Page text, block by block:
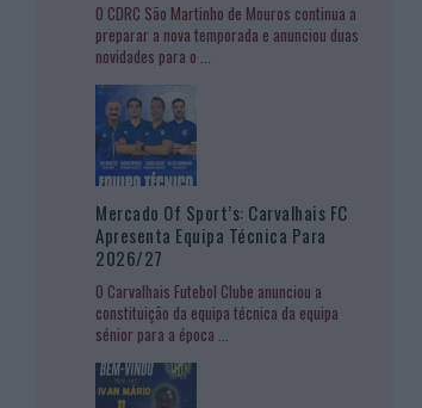
O CDRC São Martinho de Mouros continua a
preparar a nova temporada e anunciou duas
novidades para o ...
Mercado Of Sport’s: Carvalhais FC
Apresenta Equipa Técnica Para
2026/27
O Carvalhais Futebol Clube anunciou a
constituição da equipa técnica da equipa
sénior para a época ...